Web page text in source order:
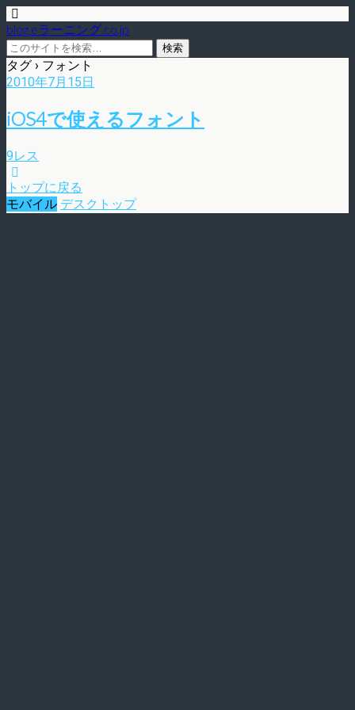
blog.eラーニング.co.jp
タグ › フォント
2010年7月15日
iOS4で使えるフォント
9レス
トップに戻る
モバイル デスクトップ